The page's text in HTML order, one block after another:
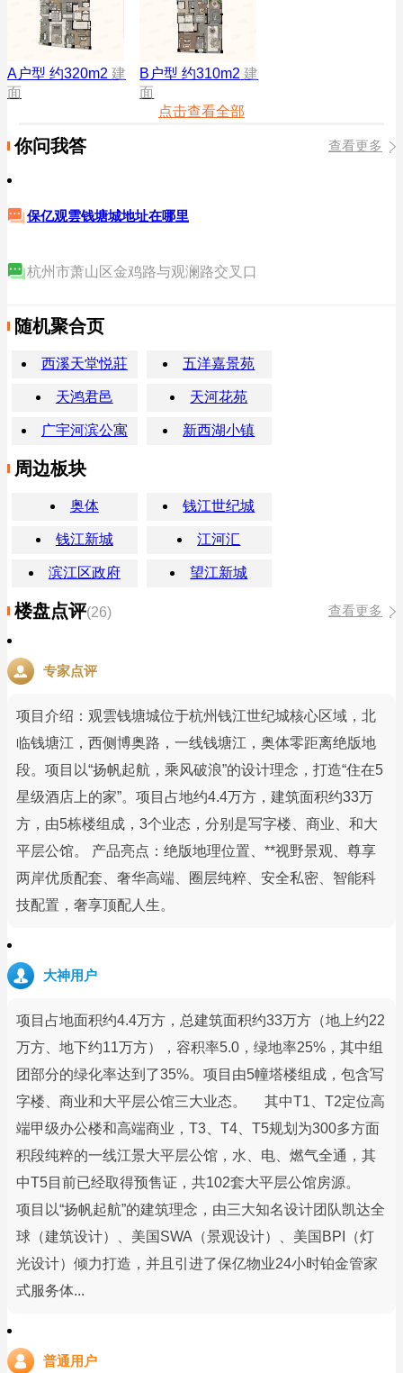
A户型 约320m2 建
面
B户型 约310m2 建
面
点击查看全部
你问我答 查看更多
保亿观雲钱塘城地址在哪里
杭州市萧山区金鸡路与观澜路交叉口
随机聚合页
西溪天堂悦莊 五洋嘉景苑
天鸿君邑 天河花苑
广宇河滨公寓 新西湖小镇
周边板块
奥体 钱江世纪城
钱江新城 江河汇
滨江区政府 望江新城
楼盘点评(26) 查看更多
专家点评
项目介绍：观雲钱塘城位于杭州钱江世纪城核心区域，北
临钱塘江，西侧博奥路，一线钱塘江，奥体零距离绝版地
段。项目以“扬帆起航，乘风破浪”的设计理念，打造“住在5
星级酒店上的家”。项目占地约4.4万方，建筑面积约33万
方，由5栋楼组成，3个业态，分别是写字楼、商业、和大
平层公馆。 产品亮点：绝版地理位置、**视野景观、尊享
两岸优质配套、奢华高端、圈层纯粹、安全私密、智能科
技配置，奢享顶配人生。
大神用户
项目占地面积约4.4万方，总建筑面积约33万方（地上约22
万方、地下约11万方），容积率5.0，绿地率25%，其中组
团部分的绿化率达到了35%。项目由5幢塔楼组成，包含写
字楼、商业和大平层公馆三大业态。 其中T1、T2定位高
端甲级办公楼和高端商业，T3、T4、T5规划为300多方面
积段纯粹的一线江景大平层公馆，水、电、燃气全通，其
中T5目前已经取得预售证，共102套大平层公馆房源。
项目以“扬帆起航”的建筑理念，由三大知名设计团队凯达全
球（建筑设计）、美国SWA（景观设计）、美国BPI（灯
光设计）倾力打造，并且引进了保亿物业24小时铂金管家
式服务体...
普通用户